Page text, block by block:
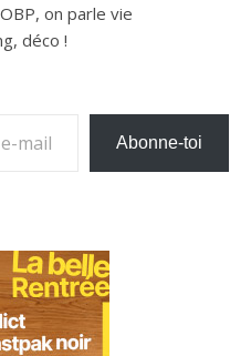
on parle vie
déco !
Abonne-toi